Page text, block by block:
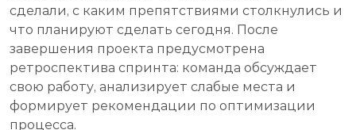
сделали, с каким препятствиями столкнулись и
что планируют сделать сегодня. После
завершения проекта предусмотрена
ретроспектива спринта: команда обсуждает
свою работу, анализирует слабые места и
формирует рекомендации по оптимизации
процесса.